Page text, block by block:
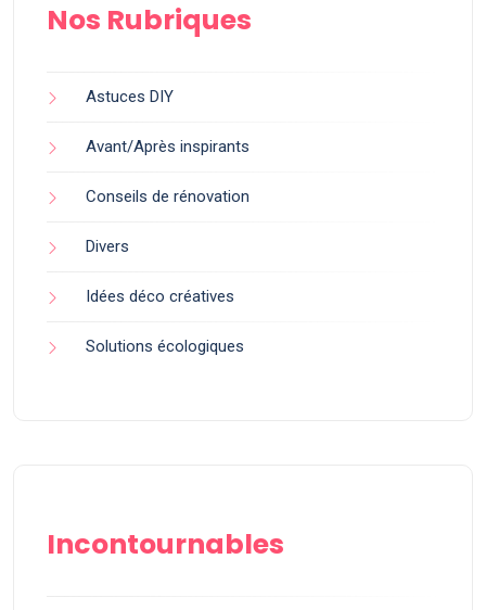
Nos Rubriques
Astuces DIY
Avant/Après inspirants
Conseils de rénovation
Divers
Idées déco créatives
Solutions écologiques
Incontournables